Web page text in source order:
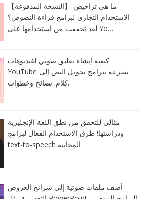
【النسخة المدفوعة】 ما هي تراخيص
الاستخدام التجاري لبرامج قراءة النصوص؟
لقد تحققت من استخدامها على Yo…
كيفية إنشاء تعليق صوتي لفيديوهات
YouTube بسرعة ببرامج تحويل النص إلى
كلام: نصائح وخطوات.
مثالي للتحقق من نطق اللغة الإنجليزية
ودراستها! طرق الاستخدام الفعال لبرامج
text-to-speech المجانية
أضف ملفات صوتية إلى شرائح العروض